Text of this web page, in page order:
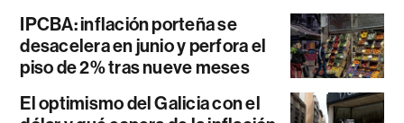
IPCBA: inflación porteña se
desacelera en junio y perfora el
piso de 2% tras nueve meses
El optimismo del Galicia con el